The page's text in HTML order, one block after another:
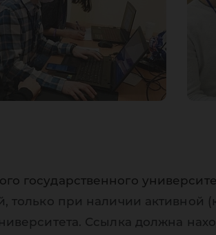
государственного
только при наличии активной
Ссылка должна